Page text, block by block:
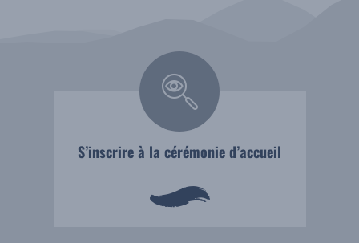
S’inscrire à la cérémonie d’accueil